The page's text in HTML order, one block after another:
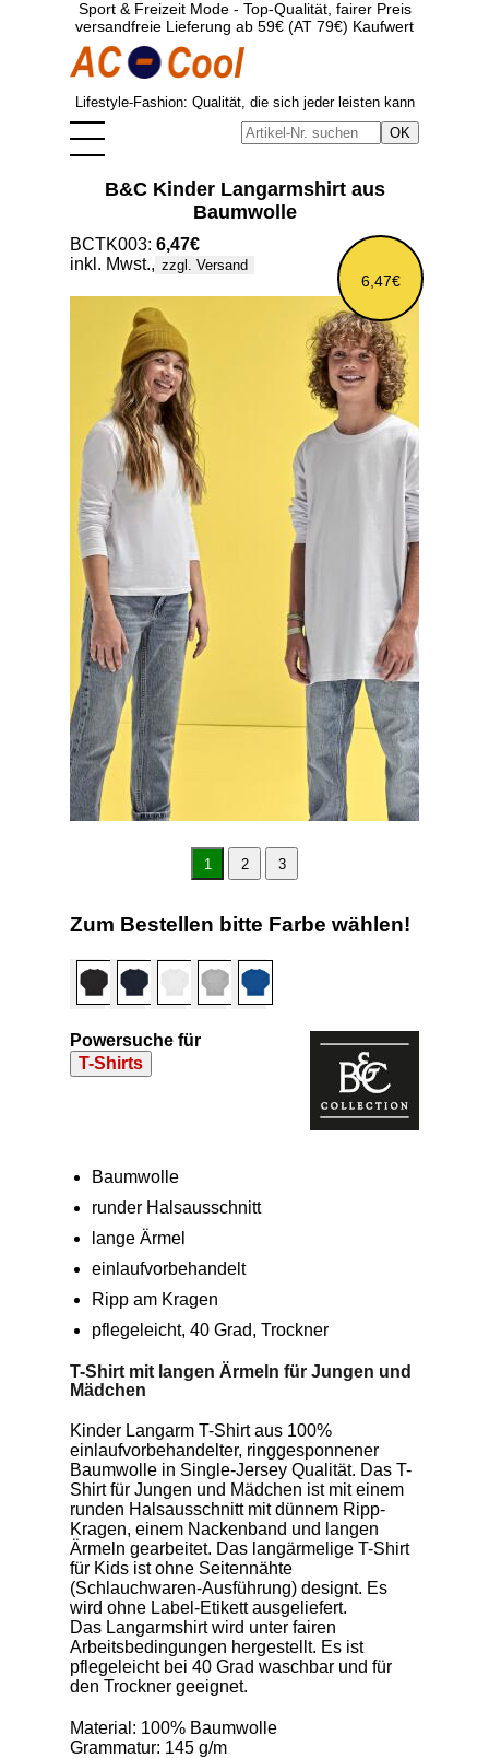
Sport & Freizeit Mode - Top-Qualität, fairer Preis
versandfreie Lieferung ab 59€ (AT 79€) Kaufwert
Lifestyle-Fashion: Qualität, die sich jeder leisten kann
B&C Kinder Langarmshirt aus
Baumwolle
6,47€
BCTK003: 6,47€
inkl. Mwst., zzgl. Versand
1 2 3
Zum Bestellen bitte Farbe wählen!
Powersuche für
T-Shirts
Baumwolle
runder Halsausschnitt
lange Ärmel
einlaufvorbehandelt
Ripp am Kragen
pflegeleicht, 40 Grad, Trockner
T-Shirt mit langen Ärmeln für Jungen und
Mädchen
Kinder Langarm T-Shirt aus 100%
einlaufvorbehandelter, ringgesponnener
Baumwolle in Single-Jersey Qualität. Das T-
Shirt für Jungen und Mädchen ist mit einem
runden Halsausschnitt mit dünnem Ripp-
Kragen, einem Nackenband und langen
Ärmeln gearbeitet. Das langärmelige T-Shirt
für Kids ist ohne Seitennähte
(Schlauchwaren-Ausführung) designt. Es
wird ohne Label-Etikett ausgeliefert.
Das Langarmshirt wird unter fairen
Arbeitsbedingungen hergestellt. Es ist
pflegeleicht bei 40 Grad waschbar und für
den Trockner geeignet.
Material: 100% Baumwolle
Grammatur: 145 g/m